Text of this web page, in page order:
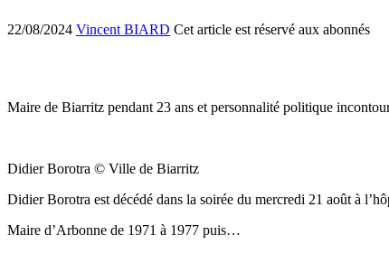
22/08/2024 Vincent BIARD Cet article est réservé aux abonnés
Maire de Biarritz pendant 23 ans et personnalité politique
Didier Borotra © Ville de Biarritz
Didier Borotra est décédé dans la soirée du mercredi 21 août à
Maire d’Arbonne de 1971 à 1977 puis…